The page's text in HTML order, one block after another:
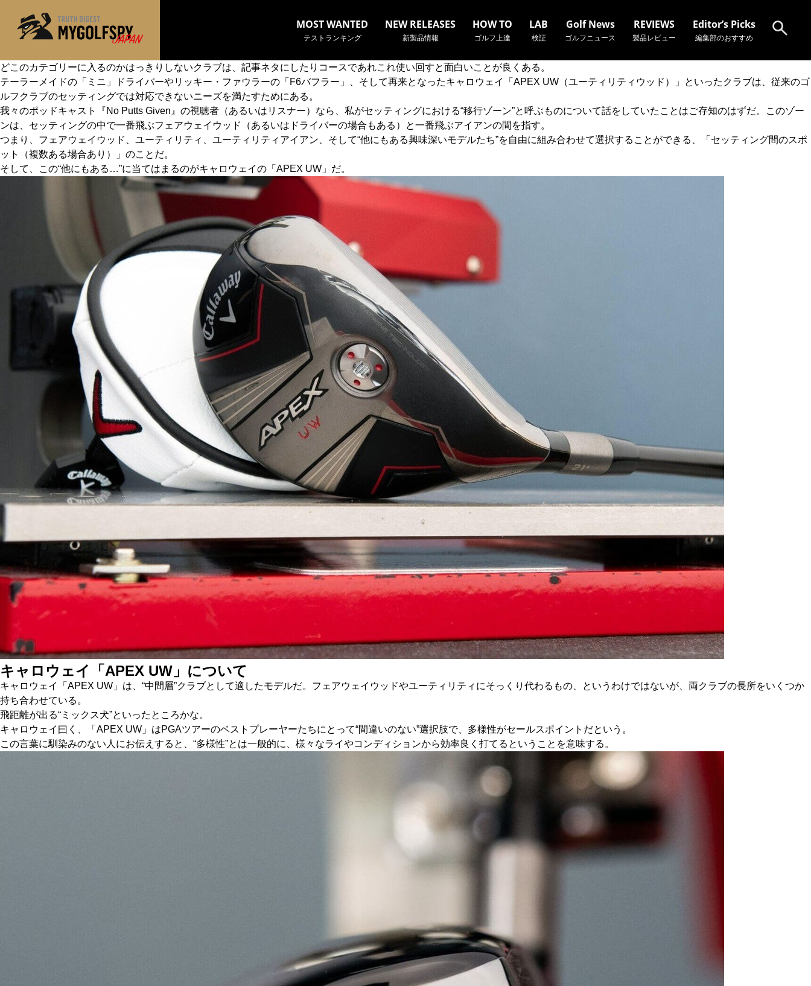
MOST WANTED
テストランキング
NEW RELEASES
新製品情報
HOW TO
ゴルフ上達
LAB
検証
Golf News
ゴルフニュース
REVIEWS
製品レビュー
Editor’s Picks
編集部のおすすめ
どこのカテゴリーに入るのかはっきりしないクラブは、記事ネタにしたりコースであれこれ使い回すと面白いことが良くある。
テーラーメイドの「ミニ」ドライバーやリッキー・ファウラーの「F6バフラー」、そして再来となったキャロウェイ「APEX UW（ユーティリティウッド）」といったクラブは、従来のゴ
ルフクラブのセッティングでは対応できないニーズを満たすためにある。
我々のポッドキャスト『No Putts Given』の視聴者（あるいはリスナー）なら、私がセッティングにおける“移行ゾーン”と呼ぶものについて話をしていたことはご存知のはずだ。このゾー
ンは、セッティングの中で一番飛ぶフェアウェイウッド（あるいはドライバーの場合もある）と一番飛ぶアイアンの間を指す。
つまり、フェアウェイウッド、ユーティリティ、ユーティリティアイアン、そして“他にもある興味深いモデルたち”を自由に組み合わせて選択することができる、「セッティング間のスポ
ット（複数ある場合あり）」のことだ。
そして、この“他にもある…”に当てはまるのがキャロウェイの「APEX UW」だ。
キャロウェイ「APEX UW」について
キャロウェイ「APEX UW」は、“中間層”クラブとして適したモデルだ。フェアウェイウッドやユーティリティにそっくり代わるもの、というわけではないが、両クラブの長所をいくつか
持ち合わせている。
飛距離が出る“ミックス犬”といったところかな。
キャロウェイ曰く、「APEX UW」はPGAツアーのベストプレーヤーたちにとって“間違いのない”選択肢で、多様性がセールスポイントだという。
この言葉に馴染みのない人にお伝えすると、“多様性”とは一般的に、様々なライやコンディションから効率良く打てるということを意味する。
MOST WANTED テストランキング
NEW RELEASES 新製品情報
HOW TO ゴルフ上達・実践テクニック
LAB テスト・データ検証
ゴルフニュース
FAIRWAY WOODS フェアウェイウッド
HYBRIDS ハイブリッド
IRONS アイアン
ウェッジ
パター
OTHER その他
Editor’s Picks 編集部のおすすめ
Our Team 私たちのチーム
Our Mission 私たちの使命
ABOUT US MyGolfSpyJapanとは？
※メーカー名やクラブ名など、検索したい事柄を入力してください。
検索